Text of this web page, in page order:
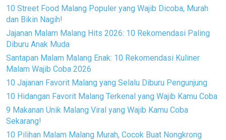
10 Street Food Malang Populer yang Wajib Dicoba, Murah
dan Bikin Nagih!
Jajanan Malam Malang Hits 2026: 10 Rekomendasi Paling
Diburu Anak Muda
Santapan Malam Malang Enak: 10 Rekomendasi Kuliner
Malam Wajib Coba 2026
10 Jajanan Favorit Malang yang Selalu Diburu Pengunjung
10 Hidangan Favorit Malang Terkenal yang Wajib Kamu Coba
9 Makanan Unik Malang Viral yang Wajib Kamu Coba
Sekarang!
10 Pilihan Malam Malang Murah, Cocok Buat Nongkrong